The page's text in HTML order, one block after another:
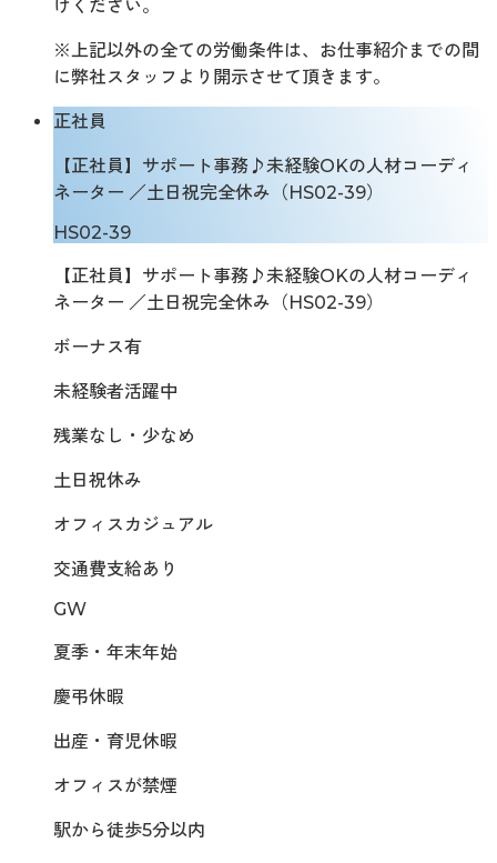
けください。
※上記以外の全ての労働条件は、お仕事紹介までの間
に弊社スタッフより開示させて頂きます。
正社員
【正社員】サポート事務♪未経験OKの人材コーディ
ネーター ／土日祝完全休み（HS02-39）
HS02-39
【正社員】サポート事務♪未経験OKの人材コーディ
ネーター ／土日祝完全休み（HS02-39）
ボーナス有
未経験者活躍中
残業なし・少なめ
土日祝休み
オフィスカジュアル
交通費支給あり
GW
夏季・年末年始
慶弔休暇
出産・育児休暇
オフィスが禁煙
駅から徒歩5分以内